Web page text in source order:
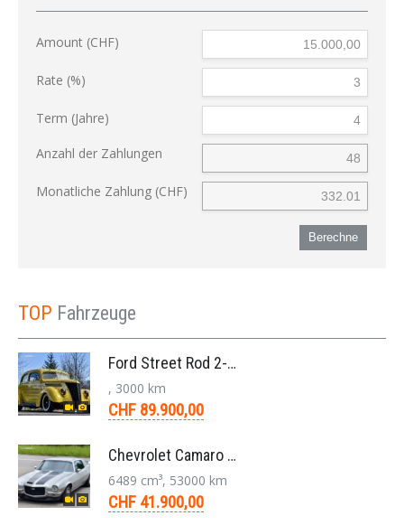
Amount (CHF)
Rate (%)
Term (Jahre)
Anzahl der Zahlungen
Monatliche Zahlung (CHF)
Berechne
TOP Fahrzeuge
Ford Street Rod 2-Door V8 Aut. 1937
, 3000 km
CHF 89.900,00
Chevrolet Camaro SS 396 LS3 Coupe Aut. 1971
6489 cm³, 53000 km
CHF 41.900,00